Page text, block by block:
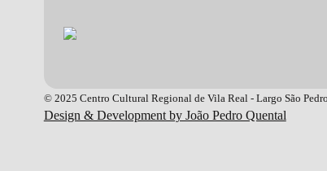
© 2025 Centro Cultural Regional de Vila Real - Largo São
Design & Development by João Pedro Quental